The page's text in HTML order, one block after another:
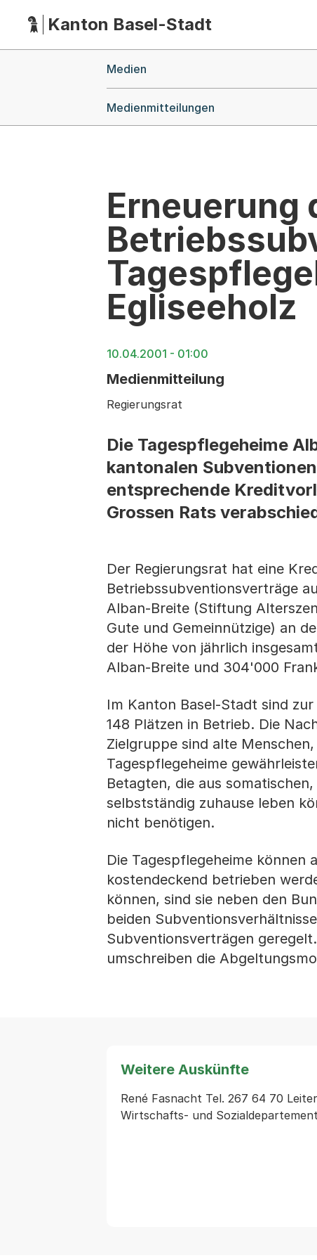
HauptnavigationKanton Basel-Stadt
Medien
Medienmitteilungen
Erneuerung
Egliseeholz
10.04.2001 - 01:00
Medienmitteilung
Regierungsrat
Die Tagespflegeheime
kantonalen
entsprechende
Grossen Rats
Der Regierungsrat hat eine
Betriebssubventionsverträge
Alban-Breite (Stiftung
Gute und Gemeinnützige) an
der Höhe von jährlich
Alban-Breite und 304'000
Im Kanton Basel-Stadt sind
148 Plätzen in Betrieb. Die
Zielgruppe sind alte
Tagespflegeheime
Betagten, die aus
selbstständig zuhause leben
nicht benötigen.
Die Tagespflegeheime können
kostendeckend betrieben
können, sind sie neben den
beiden
Subventionsverträgen
umschreiben die
Weitere Auskünfte
René Fasnacht Tel. 267 64 70